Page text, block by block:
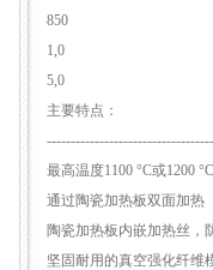
850
1,0
5,0
主要特点：
最高温度1100 °C或1200 °C
通过陶瓷加热板双面加热
陶瓷加热板内嵌加热丝，
坚固耐用的真空强化纤维